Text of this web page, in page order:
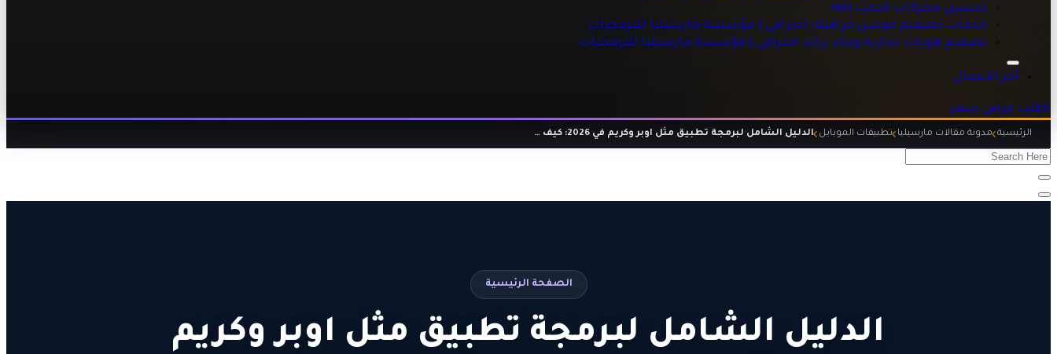
تحسين محركات البحث seo
خدمات تصميم موشن جرافيك احترافي | مؤسسة مارسيليا للبرمجيات
تصميم هويات تجارية وبناء براند احترافي | مؤسسة مارسيليا للبرمجيات
آخر الاعمال
اطلب عرض سعر
الرئيسية مدونة مقالات مارسيليا تطبيقات الموبايل الدليل الشامل لبرمجة تطبيق مثل اوبر وكريم في 2026: كيف تبني منصة نقل ذكية تسيطر على السوق؟
الصفحة الرئيسية
الدليل الشامل لبرمجة تطبيق مثل اوبر وكريم